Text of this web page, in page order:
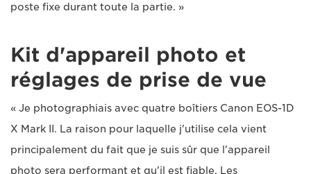
poste fixe durant toute la partie. »
Kit d'appareil photo et
réglages de prise de vue
« Je photographiais avec quatre boîtiers Canon EOS-1D
X Mark II. La raison pour laquelle j'utilise cela vient
principalement du fait que je suis sûr que l'appareil
photo sera performant et qu'il est fiable. Les